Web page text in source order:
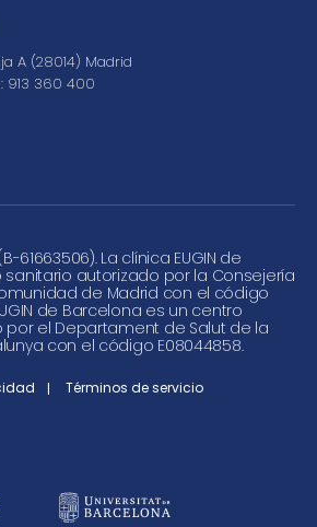
A (28014) Madrid
913 360 400
(B-61663506). La clínica EUGIN de
sanitario autorizado por la Consejería
de Madrid con el código
de Barcelona es un centro
el Departament de Salut de la
con el código E08044858.
Términos de servicio